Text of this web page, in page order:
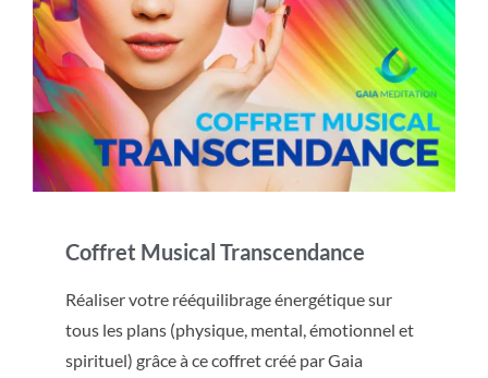
Coffret Musical Transcendance
Réaliser votre rééquilibrage énergétique sur
tous les plans (physique, mental, émotionnel et
spirituel) grâce à ce coffret créé par Gaia